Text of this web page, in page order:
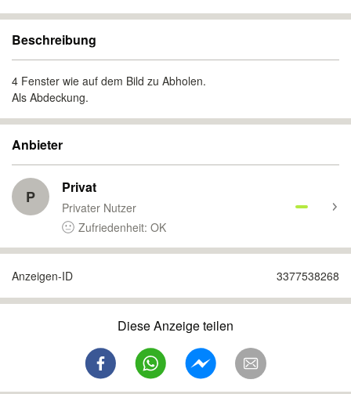
Beschreibung
4 Fenster wie auf dem Bild zu Abholen.
Als Abdeckung.
Anbieter
P Privat
Privater Nutzer
Zufriedenheit: OK
Anzeigen-ID 3377538268
Diese Anzeige teilen